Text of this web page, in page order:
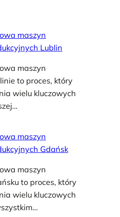
maszyn
Lublin
maszyn
to proces, który
wielu kluczowych
maszyn
Gdańsk
maszyn
to proces, który
wielu kluczowych